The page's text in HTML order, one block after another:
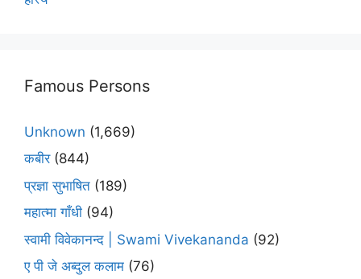
Famous Persons
Unknown (1,669)
कबीर(844)
प्रज्ञा सुभाषित (189)
महात्मा गाँधी (94)
स्वामी विवेकानन्द | Swami Vivekananda (92)
ए पी जे अब्दुल कलाम (76)